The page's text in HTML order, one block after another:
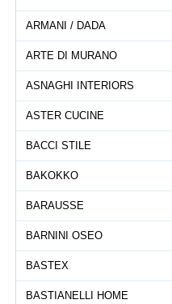
ARMANI / DADA
ARTE DI MURANO
ASNAGHI INTERIORS
ASTER CUCINE
BACCI STILE
BAKOKKO
BARAUSSE
BARNINI OSEO
BASTEX
BASTIANELLI HOME